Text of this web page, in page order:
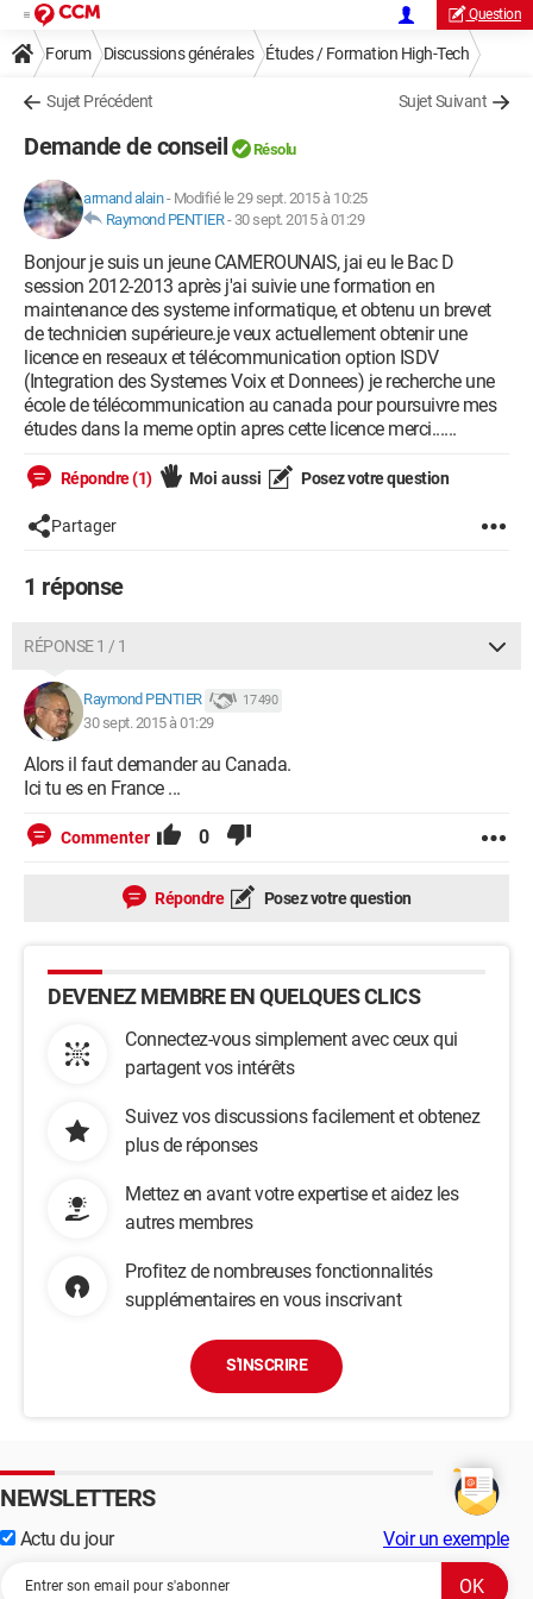
Question
Forum Discussions générales Études / Formation High-Tech
Sujet Précédent Sujet Suivant
Demande de conseil Résolu
armand alain- Modifié le 29 sept. 2015 à 10:25
Raymond PENTIER- 30 sept. 2015 à 01:29
Bonjour je suis un jeune CAMEROUNAIS, jai eu le Bac D
session 2012-2013 après j'ai suivie une formation en
maintenance des systeme informatique, et obtenu un brevet
de technicien supérieure.je veux actuellement obtenir une
licence en reseaux et télécommunication option ISDV
(Integration des Systemes Voix et Donnees) je recherche une
école de télécommunication au canada pour poursuivre mes
études dans la meme optin apres cette licence merci......
Répondre (1) Moi aussi Posez votre question
Partager
1 réponse
RÉPONSE 1 / 1
Raymond PENTIER 17 490
30 sept. 2015 à 01:29
Alors il faut demander au Canada.
Ici tu es en France ...
Commenter 0
Répondre Posez votre question
DEVENEZ MEMBRE EN QUELQUES CLICS
Connectez-vous simplement avec ceux qui
partagent vos intérêts
Suivez vos discussions facilement et obtenez
plus de réponses
Mettez en avant votre expertise et aidez les
autres membres
Profitez de nombreuses fonctionnalités
supplémentaires en vous inscrivant
S'INSCRIRE
NEWSLETTERS
Actu du jour Voir un exemple